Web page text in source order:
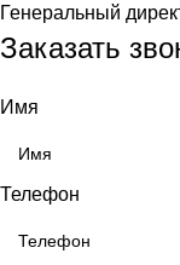
Генеральный
Заказать
Имя
Телефон